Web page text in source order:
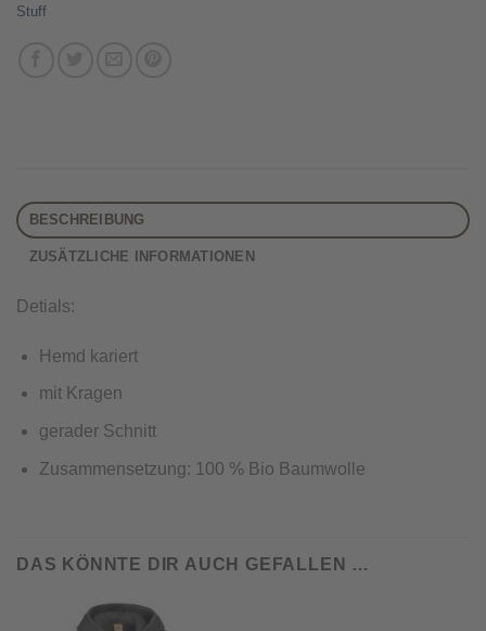
Stuff
BESCHREIBUNG
ZUSÄTZLICHE INFORMATIONEN
Detials:
Hemd kariert
mit Kragen
gerader Schnitt
Zusammensetzung: 100 % Bio Baumwolle
DAS KÖNNTE DIR AUCH GEFALLEN …